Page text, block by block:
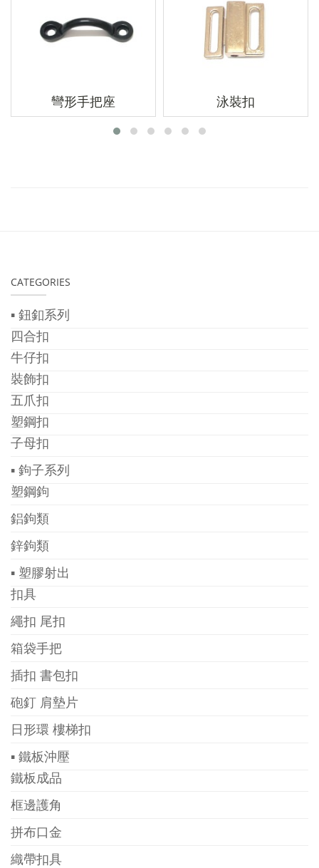
彎形手把座 泳裝扣
CATEGORIES
▪ 鈕釦系列
四合扣
牛仔扣
裝飾扣
五爪扣
塑鋼扣
子母扣
▪ 鉤子系列
塑鋼鉤
鋁鉤類
鋅鉤類
▪ 塑膠射出
扣具
繩扣 尾扣
箱袋手把
插扣 書包扣
砲釘 肩墊片
日形環 樓梯扣
▪ 鐵板沖壓
鐵板成品
框邊護角
拼布口金
織帶扣具